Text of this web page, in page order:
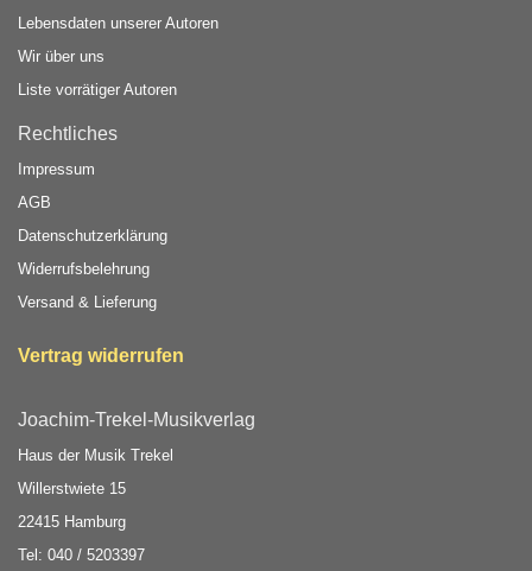
Lebensdaten unserer Autoren
Wir über uns
Liste vorrätiger Autoren
Rechtliches
Impressum
AGB
Datenschutzerklärung
Widerrufsbelehrung
Versand & Lieferung
Vertrag widerrufen
Joachim-Trekel-Musikverlag
Haus der Musik Trekel
Willerstwiete 15
22415 Hamburg
Tel: 040 / 5203397